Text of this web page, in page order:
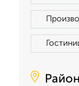
Район